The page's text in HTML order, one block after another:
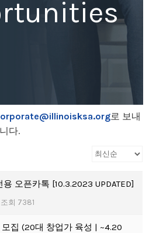
로 보내
다.
오픈카톡 [10.3.2023 UPDATED]
조회 7381
집 (20대 창업가 육성 | ~4.20